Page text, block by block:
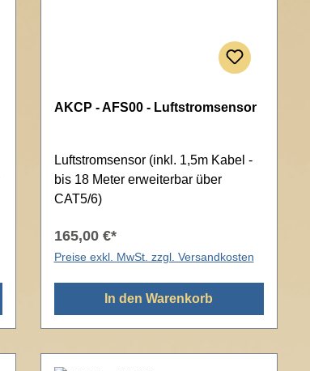
AKCP - AFS00 - Luftstromsensor
Luftstromsensor (inkl. 1,5m Kabel -
bis 18 Meter erweiterbar über
CAT5/6)
165,00 €*
Preise exkl. MwSt. zzgl. Versandkosten
In den Warenkorb